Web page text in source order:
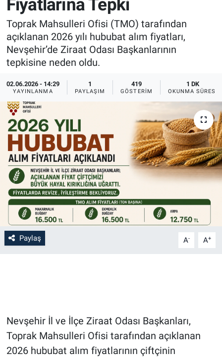
Fiyatlarına Tepki
Toprak Mahsulleri Ofisi (TMO) tarafından
açıklanan 2026 yılı hububat alım fiyatları,
Nevşehir’de Ziraat Odası Başkanlarının
tepkisine neden oldu.
02.06.2026 - 14:29
YAYINLANMA
1
PAYLAŞIM
419
GÖSTERIM
1 DK
OKUNMA SÜRESI
Paylaş A- A+
Nevşehir İl ve İlçe Ziraat Odası Başkanları,
Toprak Mahsulleri Ofisi tarafından açıklanan
2026 hububat alım fiyatlarının çiftçinin
Sağlık
Yerel
Genel
Asayiş
İlan - Duyuru- Mesaj
Türkiye Gündemi
Sizden Gelenler
Yaşam
Sağlık
Eğitim
Kültür
3.Sayfa
Medya
Bilim-Tek
Kayseri
Niğde
İlan - Duyuru- Mesaj
Türkiye Gündemi
Sizden Gelenler